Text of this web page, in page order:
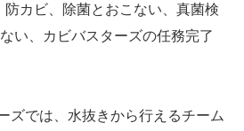
カビ、除菌とおこない、真菌検
い、カビバスターズの任務完了
ズでは、水抜きから行えるチーム